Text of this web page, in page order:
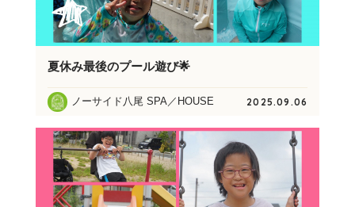
夏休み最後のプール遊び🌟
ノーサイド八尾 SPA／HOUSE 2025.09.06